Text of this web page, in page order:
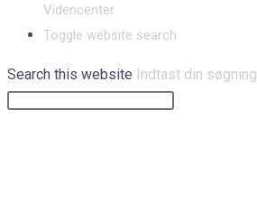
Videncenter
Toggle website search
Search this website Indtast din søgning